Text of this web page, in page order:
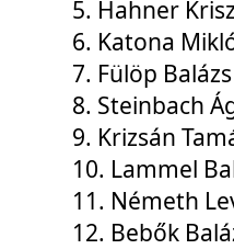
5. Hahner
6. Katona
7. Fülöp Balázs
8. Steinbach
9. Krizsán
10. Lammel
11. Németh
12. Bebők